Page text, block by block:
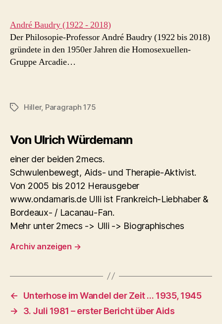
André Baudry (1922 - 2018)
Der Philosopie-Professor André Baudry (1922 bis 2018)
gründete in den 1950er Jahren die Homosexuellen-
Gruppe Arcadie…
Schlagwörter
Hiller, Paragraph 175
Von Ulrich Würdemann
einer der beiden 2mecs.
Schwulenbewegt, Aids- und Therapie-Aktivist.
Von 2005 bis 2012 Herausgeber
www.ondamaris.de Ulli ist Frankreich-Liebhaber &
Bordeaux- / Lacanau-Fan.
Mehr unter 2mecs -> Ulli -> Biographisches
Archiv anzeigen →
←
Unterhose im Wandel der Zeit … 1935, 1945
→
3. Juli 1981 – erster Bericht über Aids